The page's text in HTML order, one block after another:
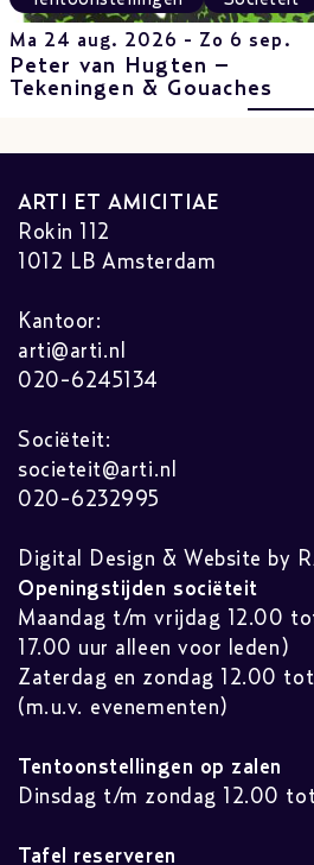
Ma 24 aug. 2026 - Zo 6 sep.
Peter van Hugten –
Tekeningen & Gouaches
ARTI ET AMICITIAE
Rokin 112
1012 LB Amsterdam
Kantoor:
arti@arti.nl
020-6245134
Sociëteit:
societeit@arti.nl
020-6232995
Digital Design & Website by
Openingstijden sociëteit
Maandag t/m vrijdag 12.00
17.00 uur alleen voor leden)
Zaterdag en zondag 12.00
(m.u.v. evenementen)
Tentoonstellingen op zalen
Dinsdag t/m zondag 12.00
Tafel reserveren